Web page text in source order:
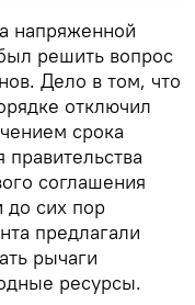
напряженной
решить вопрос
Дело в том, что
отключил
срока
соглашения
до сих пор
предлагали
рычаги
ресурсы.